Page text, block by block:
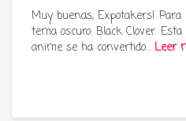
Muy buenas, Expotakers!
tema oscuro: Black Clover.
anime se ha convertido… Leer